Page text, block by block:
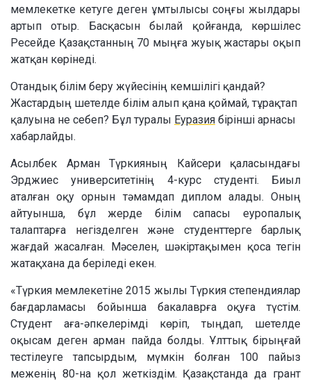
мемлекетке кетуге деген ұмтылысы соңғы жылдары
артып отыр. Басқасын былай қойғанда, көршілес
Ресейде Қазақстанның 70 мыңға жуық жастары оқып
жатқан көрінеді.
Отандық білім беру жүйесінің кемшілігі қандай?
Жастардың шетелде білім алып қана қоймай, тұрақтап
қалуына не себеп? Бұл туралы Еуразия бірінші арнасы
хабарлайды.
Асылбек Арман Түркияның Кайсери қаласындағы
Эрджиес университетінің 4-курс студенті. Биыл
аталған оқу орнын тәмамдап диплом алады. Оның
айтуынша, бұл жерде білім сапасы еуропалық
талаптарға негізделген және студенттерге барлық
жағдай жасалған. Мәселен, шәкіртақымен қоса тегін
жатақхана да беріледі екен.
«Түркия мемлекетіне 2015 жылы Түркия степендиялар
бағдарламасы бойынша бакалаврға оқуға түстім.
Студент аға-әпкелерімді көріп, тыңдап, шетелде
оқысам деген арман пайда болды. Ұлттық бірыңғай
тестілеуге тапсырдым, мүмкін болған 100 пайыз
меженің 80-на қол жеткіздім. Қазақстанда да грант